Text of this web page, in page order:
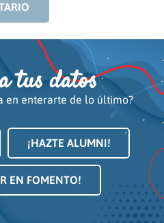
tus datos
en enterarte de lo último?
¡HAZTE ALUMNI!
EN FOMENTO!